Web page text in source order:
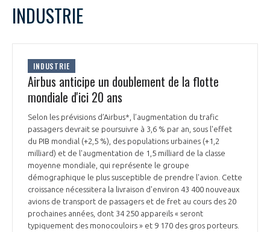
PRÉSENTATION
NOTRE VISION
NOS MISSIONS
NOTRE HISTOIRE
ORGANISATION
LE CONSEIL DU GIFAS
L’ÉQUIPE DU GIFAS
NOS RÉSEAUX À L'INTERNATIONAL
FONCTIONNEMENT
GEADS
COMITÉ AERO PME
ACCOMPAGNEMENT DE NOS ADHÉRENTS
LES PROGRAMMES DU GIFAS
LA MÉDIATION
L
1
11 13
16
17
30
INDUSTRIE
INDUSTRIE
Airbus anticipe un doublement de la flotte
mondiale d'ici 20 ans
Selon les prévisions d’Airbus*, l’augmentation du trafic
passagers devrait se poursuivre à 3,6 % par an, sous l'effet
du PIB mondial (+2,5 %), des populations urbaines (+1,2
milliard) et de l'augmentation de 1,5 milliard de la classe
moyenne mondiale, qui représente le groupe
démographique le plus susceptible de prendre l'avion. Cette
croissance nécessitera la livraison d'environ 43 400 nouveaux
avions de transport de passagers et de fret au cours des 20
prochaines années, dont 34 250 appareils « seront
typiquement des monocouloirs » et 9 170 des gros porteurs.
Rejoignez une filière d’excellence et développez
votre réseau au sein d’un écosystème intégré et